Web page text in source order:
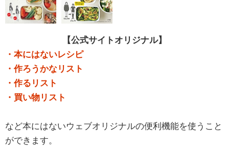
【公式サイトオリジナル】
・本にはないレシピ
・作ろうかなリスト
・作るリスト
・買い物リスト
など本にはないウェブオリジナルの便利機能を使うこと
ができます。